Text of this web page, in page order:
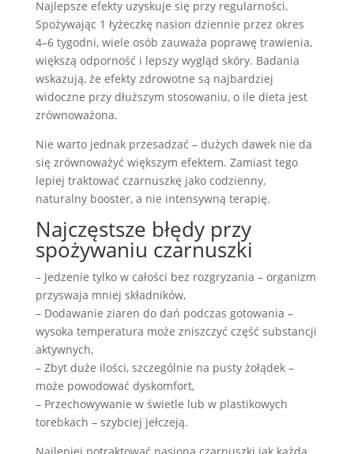
Najlepsze efekty uzyskuje się przy regularności.
Spożywając 1 łyżeczkę nasion dziennie przez okres
4–6 tygodni, wiele osób zauważa poprawę trawienia,
większą odporność i lepszy wygląd skóry. Badania
wskazują, że efekty zdrowotne są najbardziej
widoczne przy dłuższym stosowaniu, o ile dieta jest
zrównoważona.
Nie warto jednak przesadzać – dużych dawek nie da
się zrównoważyć większym efektem. Zamiast tego
lepiej traktować czarnuszkę jako codzienny,
naturalny booster, a nie intensywną terapię.
Najczęstsze błędy przy
spożywaniu czarnuszki
– Jedzenie tylko w całości bez rozgryzania – organizm
przyswaja mniej składników,
– Dodawanie ziaren do dań podczas gotowania –
wysoka temperatura może zniszczyć część substancji
aktywnych,
– Zbyt duże ilości, szczególnie na pusty żołądek –
może powodować dyskomfort,
– Przechowywanie w świetle lub w plastikowych
torebkach – szybciej jełczeją.